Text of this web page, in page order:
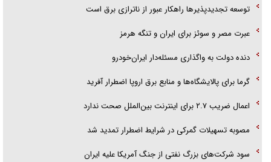
جزئیات شکنجه‌هایم فراتر از آن است که در بیان بگنجد!
گزارش «جوان» از قوانین سخت‌گیرانه ۶ قاره در برابر یورش به پاسگاه‌های
توسعه تجدیدپذیر‌ها راهکار عبور از ناترازی برق است
عبرت مصر و سوئز برای ایران و تنگه هرمز
دنده دولت به واگذاری مسئله‌دار ایران‌خودرو
گرما برای پالایشگاه‌ها و منابع برق اروپا اضطرار آفرید
اعمال ضریب ۲.۷ برای اینترنت بین‌الملل صحت ندارد
مصوبه تسهیلات گمرکی در شرایط اضطرار تمدید شد
سود شرکت‌های بزرگ نفتی از جنگ آمریکا علیه ایران